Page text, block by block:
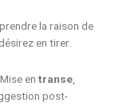
la raison de
en tirer.
en transe
post-